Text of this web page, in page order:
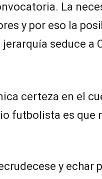
La
y por eso la
seduce a
certeza en el
futbolista es que
y echar